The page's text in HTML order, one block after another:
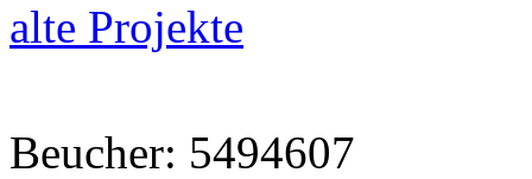
alte Projekte
Beucher: 5494607